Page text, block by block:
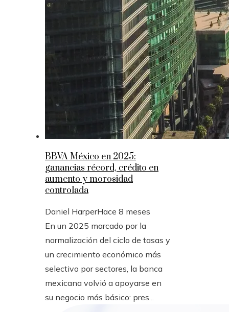
BBVA México en 2025:
ganancias récord, crédito en
aumento y morosidad
controlada
Daniel HarperHace 8 meses
En un 2025 marcado por la
normalización del ciclo de tasas y
un crecimiento económico más
selectivo por sectores, la banca
mexicana volvió a apoyarse en
su negocio más básico: pres...